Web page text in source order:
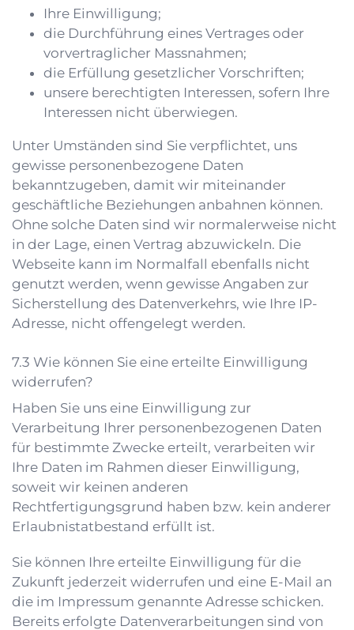
Ihre Einwilligung;
die Durchführung eines Vertrages oder
vorvertraglicher Massnahmen;
die Erfüllung gesetzlicher Vorschriften;
unsere berechtigten Interessen, sofern Ihre
Interessen nicht überwiegen.
Unter Umständen sind Sie verpflichtet, uns
gewisse personenbezogene Daten
bekanntzugeben, damit wir miteinander
geschäftliche Beziehungen anbahnen können.
Ohne solche Daten sind wir normalerweise nicht
in der Lage, einen Vertrag abzuwickeln. Die
Webseite kann im Normalfall ebenfalls nicht
genutzt werden, wenn gewisse Angaben zur
Sicherstellung des Datenverkehrs, wie Ihre IP-
Adresse, nicht offengelegt werden.
Wie können Sie eine erteilte Einwilligung
widerrufen?
Haben Sie uns eine Einwilligung zur
Verarbeitung Ihrer personenbezogenen Daten
für bestimmte Zwecke erteilt, verarbeiten wir
Ihre Daten im Rahmen dieser Einwilligung,
soweit wir keinen anderen
Rechtfertigungsgrund haben bzw. kein anderer
Erlaubnistatbestand erfüllt ist.
Sie können Ihre erteilte Einwilligung für die
Zukunft jederzeit widerrufen und eine E-Mail an
die im Impressum genannte Adresse schicken.
Bereits erfolgte Datenverarbeitungen sind von